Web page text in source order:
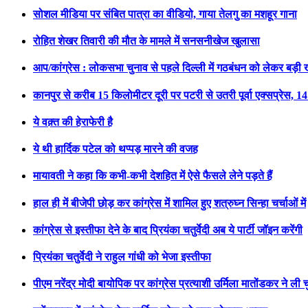
सोशल मीडिया पर संबित पात्रा का वीडियो, गाया तेलगु का मशहूर गाना
रोहित शेखर तिवारी की मौत के मामले में सनसनीखेज खुलासा
आप/कांग्रेस : लोकसभा चुनाव से पहले दिल्ली में गठबंधन को लेकर बड़ी
कानपुर से करीब 15 किलोमीटर दूरी पर पटरी से उतरी पूर्वा एक्सप्रेस,
ये वक़्त की हेराफेरी है
ये थी हार्दिक पटेल को थप्पड़ मारने की वजह
मायावती ने कहा कि कभी-कभी देशहित में ऐसे फैसले लेने पड़ते हैं
हाल ही में बीजेपी छोड़ कर कांग्रेस में शामिल हुए शत्रुघ्न सिन्हा चर्चाओं में
कांग्रेस से इस्तीफा देने के बाद प्रियंका चतुर्वेदी अब ये पार्टी जॉइन करेंगी
प्रियंका चतुर्वेदी ने राहुल गांधी को भेजा इस्तीफा
पीएम नरेंद्र मोदी बायोपिक पर कांग्रेस प्रत्याशी उर्मिला मातोंडकर ने ली